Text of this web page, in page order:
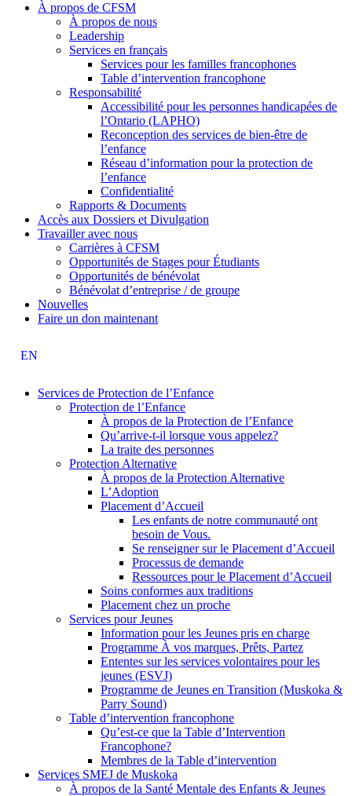
À propos de CFSM
À propos de nous
Leadership
Services en français
Services pour les familles francophones
Table d’intervention francophone
Responsabilité
Accessibilité pour les personnes handicapées de
l’Ontario (LAPHO)
Reconception des services de bien-être de
l’enfance
Réseau d’information pour la protection de
l’enfance
Confidentialité
Rapports & Documents
Accès aux Dossiers et Divulgation
Travailler avec nous
Carrières à CFSM
Opportunités de Stages pour Étudiants
Opportunités de bénévolat
Bénévolat d’entreprise / de groupe
Nouvelles
Faire un don maintenant
EN
Services de Protection de l’Enfance
Protection de l’Enfance
À propos de la Protection de l’Enfance
Qu’arrive-t-il lorsque vous appelez?
La traite des personnes
Protection Alternative
À propos de la Protection Alternative
L’Adoption
Placement d’Accueil
Les enfants de notre communauté ont
besoin de Vous.
Se renseigner sur le Placement d’Accueil
Processus de demande
Ressources pour le Placement d’Accueil
Soins conformes aux traditions
Placement chez un proche
Services pour Jeunes
Information pour les Jeunes pris en charge
Programme À vos marques, Prêts, Partez
Ententes sur les services volontaires pour les
jeunes (ESVJ)
Programme de Jeunes en Transition (Muskoka &
Parry Sound)
Table d’intervention francophone
Qu’est-ce que la Table d’Intervention
Francophone?
Membres de la Table d’intervention
Services SMEJ de Muskoka
À propos de la Santé Mentale des Enfants & Jeunes